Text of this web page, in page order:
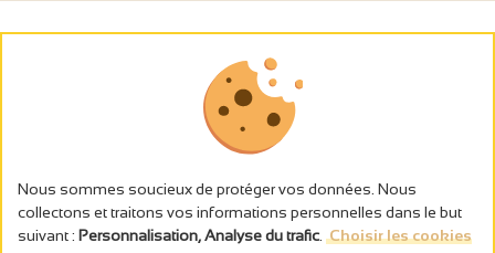
Nous sommes soucieux de protéger vos données. Nous
collectons et traitons vos informations personnelles dans le but
suivant : Personnalisation, Analyse du trafic Choisir les cookies